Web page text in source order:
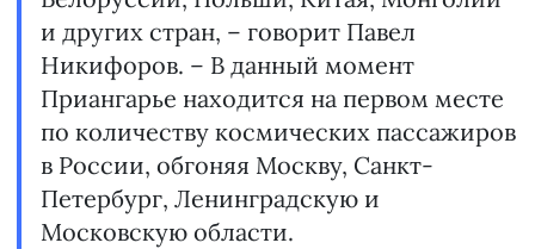
и других стран, – говорит Павел
Никифоров. – В данный момент
Приангарье находится на первом месте
по количеству космических пассажиров
в России, обгоняя Москву, Санкт-
Петербург, Ленинградскую и
Московскую области.